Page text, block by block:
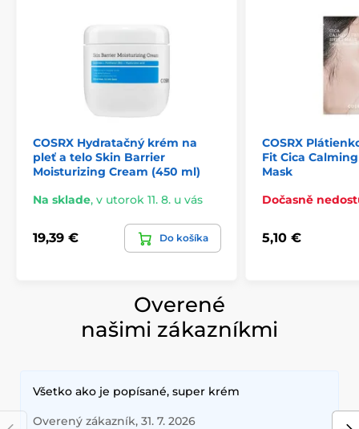
COSRX Hydratačný krém na
pleť a telo Skin Barrier
Moisturizing Cream (450 ml)
Na sklade, v utorok 11. 8. u vás
19,39 € Do košíka
COSRX
Fit Cica
Mask
Dočasně
5,10 €
Overené
našimi zákazníkmi
Všetko ako je popísané, super krém
Overený zákazník, 31. 7. 2026